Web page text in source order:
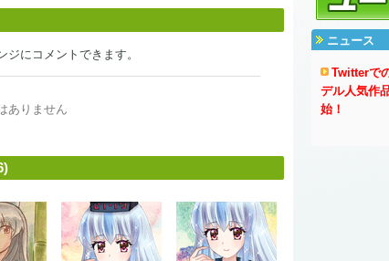
ジにコメントできます。
ありません
ニュース
Twitterで
デル人気作
始！